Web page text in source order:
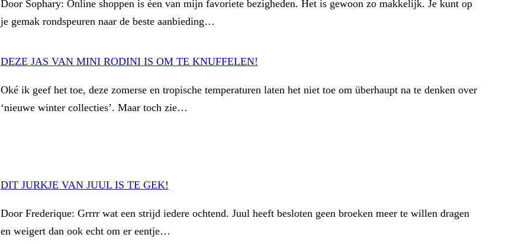
Door Sophary: Online shoppen is éen van mijn favoriete bezigheden. Het is gewoon zo makkelijk. Je kunt op
je gemak rondspeuren naar de beste aanbieding…
DEZE JAS VAN MINI RODINI IS OM TE KNUFFELEN!
Oké ik geef het toe, deze zomerse en tropische temperaturen laten het niet toe om überhaupt na te denken over
‘nieuwe winter collecties’. Maar toch zie…
DIT JURKJE VAN JUUL IS TE GEK!
Door Frederique: Grrrr wat een strijd iedere ochtend. Juul heeft besloten geen broeken meer te willen dragen
en weigert dan ook echt om er eentje…